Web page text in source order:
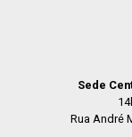
Sede
Rua André